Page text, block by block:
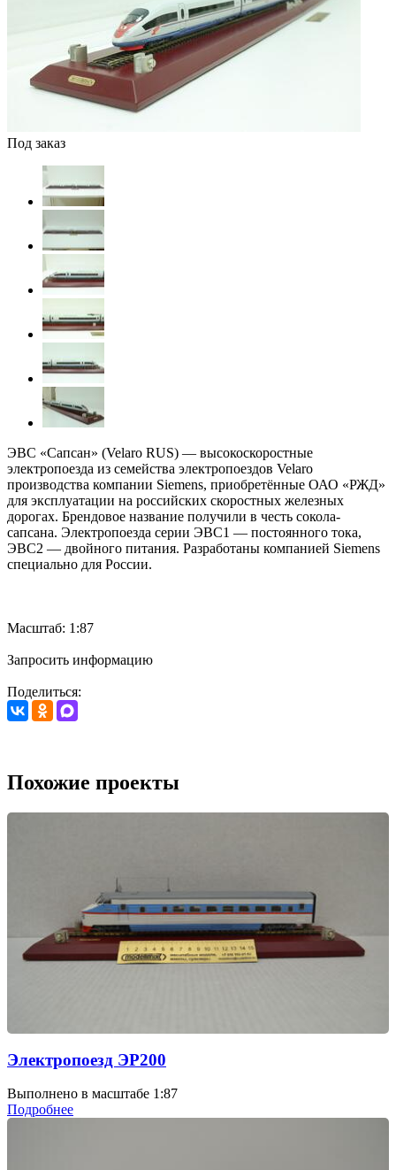
Под заказ
ЭВС «Сапсан» (Velaro RUS) — высокоскоростные
электропоезда из семейства электропоездов Velaro
производства компании Siemens, приобретённые ОАО «РЖД»
для эксплуатации на российских скоростных железных
дорогах. Брендовое название получили в честь сокола-
сапсана. Электропоезда серии ЭВС1 — постоянного тока,
ЭВС2 — двойного питания. Разработаны компанией Siemens
специально для России.
Масштаб: 1:87
Запросить информацию
Поделиться:
Похожие проекты
Электропоезд ЭР200
Выполнено в масштабе 1:87
Подробнее